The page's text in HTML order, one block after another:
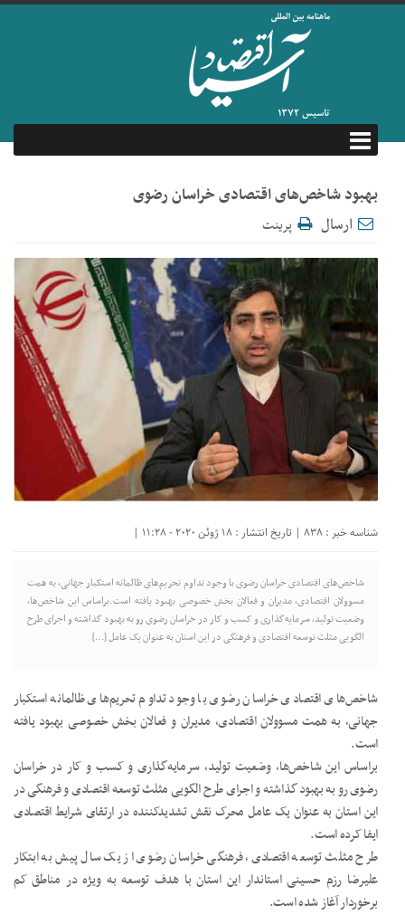
بهبود شاخص‌های اقتصادی خراسان رضوی
ارسال
پرینت
شناسه خبر : 838 | تاریخ انتشار : 18 ژوئن 2020 - 11:28 |
شاخص‌های اقتصادی خراسان رضوی با وجود تداوم تحریم‌های ظالمانه استکبار جهانی، به همت
مسوولان اقتصادی، مدیران و فعالان بخش خصوصی بهبود یافته‌ است.براساس این شاخص‌ها،
وضعیت تولید، سرمایه‌گذاری و کسب و کار در خراسان رضوی رو به بهبود گذاشته و اجرای طرح
الگویی مثلث توسعه اقتصادی و فرهنگی در این استان به عنوان یک عامل […]
شاخص‌های اقتصادی خراسان رضوی با وجود تداوم تحریم‌های ظالمانه استکبار
جهانی، به همت مسوولان اقتصادی، مدیران و فعالان بخش خصوصی بهبود یافته‌
است.
براساس این شاخص‌ها، وضعیت تولید، سرمایه‌گذاری و کسب و کار در خراسان
رضوی رو به بهبود گذاشته و اجرای طرح الگویی مثلث توسعه اقتصادی و فرهنگی در
این استان به عنوان یک عامل محرک نقش تشدیدکننده در ارتقای شرایط اقتصادی
ایفا کرده است.
طرح مثلث توسعه اقتصادی، فرهنگی خراسان رضوی از یک سال پیش به ابتکار
علیرضا رزم‌ حسینی استاندار این استان با هدف توسعه به ویژه در مناطق کم
برخوردار آغاز شده است.